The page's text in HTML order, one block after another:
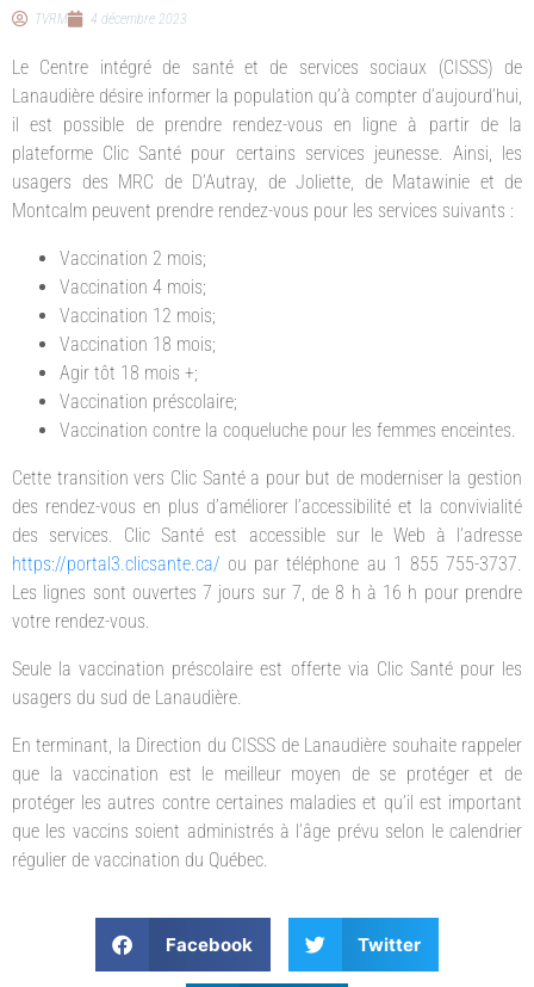
TVRM 4 décembre 2023
Le Centre intégré de santé et de services sociaux (CISSS) de
Lanaudière désire informer la population qu’à compter d’aujourd’hui,
il est possible de prendre rendez-vous en ligne à partir de la
plateforme Clic Santé pour certains services jeunesse. Ainsi, les
usagers des MRC de D’Autray, de Joliette, de Matawinie et de
Montcalm peuvent prendre rendez-vous pour les services suivants :
Vaccination 2 mois;
Vaccination 4 mois;
Vaccination 12 mois;
Vaccination 18 mois;
Agir tôt 18 mois +;
Vaccination préscolaire;
Vaccination contre la coqueluche pour les femmes enceintes.
Cette transition vers Clic Santé a pour but de moderniser la gestion
des rendez-vous en plus d’améliorer l’accessibilité et la convivialité
des services. Clic Santé est accessible sur le Web à l’adresse
https://portal3.clicsante.ca/ ou par téléphone au 1 855 755-3737.
Les lignes sont ouvertes 7 jours sur 7, de 8 h à 16 h pour prendre
votre rendez-vous.
Seule la vaccination préscolaire est offerte via Clic Santé pour les
usagers du sud de Lanaudière.
En terminant, la Direction du CISSS de Lanaudière souhaite rappeler
que la vaccination est le meilleur moyen de se protéger et de
protéger les autres contre certaines maladies et qu’il est important
que les vaccins soient administrés à l’âge prévu selon le calendrier
régulier de vaccination du Québec.
Facebook Twitter